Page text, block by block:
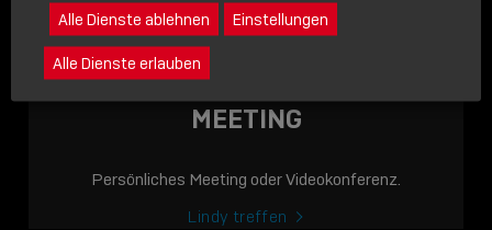
LINDY ACADEMY
JETZT ONLINE
VERFÜGBAR: DIE
LINDY ACADEMY –
WISSEN, DASMEETING
Persönliches Meeting oder Videokonferenz.
Lindy treffen
Alle Dienste ablehnen Einstellungen
Alle Dienste erlauben